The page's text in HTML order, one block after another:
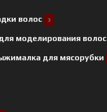
волос 3
моделирования волос
для мясорубки